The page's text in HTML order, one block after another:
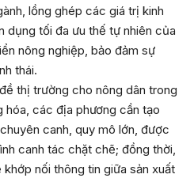
lồng ghép các giá trị kinh
dụng tối đa ưu thế tự nhiên của
nông nghiệp, bảo đảm sự
thái.
thị trường cho nông dân trong
hóa, các địa phương cần tạo
canh, quy mô lớn, được
canh tác chặt chẽ; đồng thời,
nối thông tin giữa sản xuất